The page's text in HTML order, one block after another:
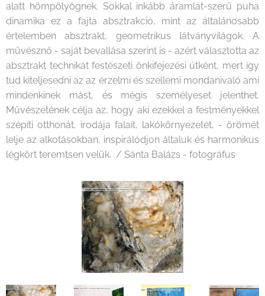
alatt hömpölyögnek. Sokkal inkább áramlat-szerű puha
dinamika ez a fajta absztrakció, mint az általánosabb
értelemben absztrakt, geometrikus látványvilágok. A
művésznő - saját bevallása szerint is - azért választotta az
absztrakt technikát festészeti önkifejezési útként, mert így
tud kiteljesedni az az érzelmi és szellemi mondanivaló ami
mindenkinek mást, és mégis személyeset jelenthet.
Művészetének célja az, hogy aki ezekkel a festményekkel
szépíti otthonát, irodája falait, lakókörnyezetét, - örömét
lelje az alkotásokban, inspirálódjon általuk és harmonikus
légkört teremtsen velük. / Sánta Balázs - fotográfus